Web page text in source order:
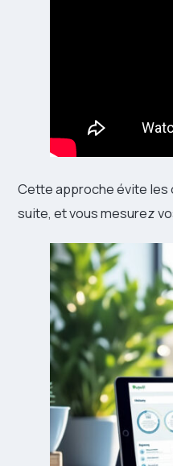
Cette approche évite les
suite, et vous mesurez